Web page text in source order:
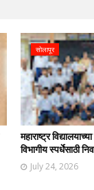
सोलापूर
महाराष्ट्र
विभागीय स्पर्धेसाठी
July 24, 2026